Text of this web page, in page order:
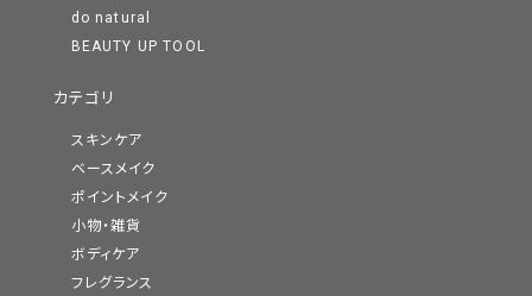
do natural
BEAUTY UP TOOL
カテゴリ
スキンケア
ベースメイク
ポイントメイク
小物・雑貨
ボディケア
フレグランス